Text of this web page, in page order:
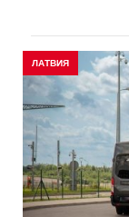
ЛАТВИЯ